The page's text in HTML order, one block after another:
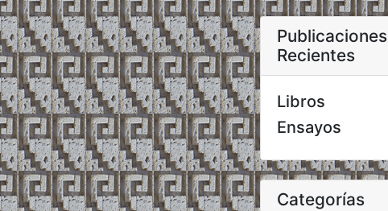
Publicaciones
Recientes
Libros
Ensayos
Categorías